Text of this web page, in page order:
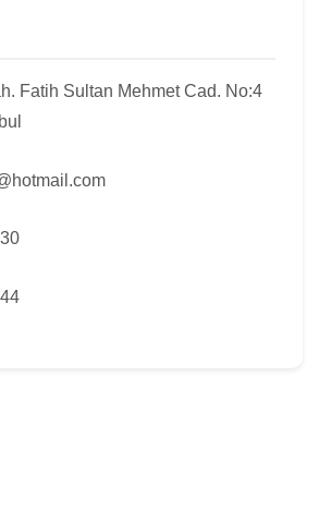
Fatih Sultan Mehmet Cad. No:4